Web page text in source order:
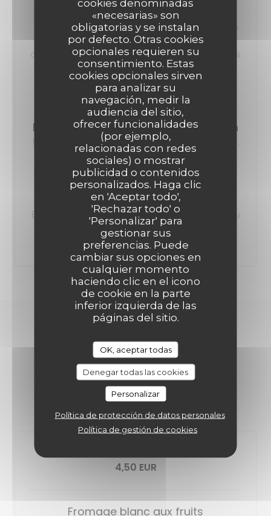
cookies denominadas
«necesarias» son
obligatorias y se instalan
por defecto. Otras cookies
opcionales requieren su
consentimiento. Estas
cookies opcionales sirven
para analizar su
navegación, medir la
audiencia del sitio,
ofrecer funcionalidades
(por ejemplo,
relacionadas con redes
sociales) o mostrar
publicidad o contenidos
personalizados. Haga clic
en 'Aceptar todo',
'Rechazar todo' o
'Personalizar' para
gestionar sus
preferencias. Puede
cambiar sus opciones en
cualquier momento
haciendo clic en el icono
de cookie en la parte
inferior izquierda de las
páginas del sitio.
OK, aceptar todas
Denegar todas las cookies
Personalizar
Política de protección de datos personales
Política de gestión de cookies
Salade Vigneronne "Cervelas, salade faîche,
tomates, emmental,oignons rouges, cornichons,
croûtons" ou Emincé de volaille, sauce
champigons, garniture au choix ou Plat du jour « à
l’ardoise »
12,50 EUR
MENU ENFANT Plat + Dessert + Boisson
Burger Pain Bretzel, steak haché, sauce cheddar,
frites ou haricots Fish & chips 2 aiguillettes de
colin, frites Poulet pané Frites ou haricots
Jambon-frites + 2 boules de glace ou petite
profiterole ou marshmallow sauce choco +
Boisson 18 cl : Sirop à l’eau ou Diabolo ou Coca ou
Thé glacé Cocktail Virgin Planteur + 1€
9,00 EUR
DOUCEURS & CAFÉS
4,50 EUR
Fromage blanc aux fruits